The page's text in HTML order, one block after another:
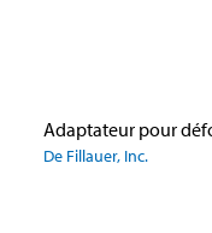
Adaptateur pour
De Fillauer, Inc.